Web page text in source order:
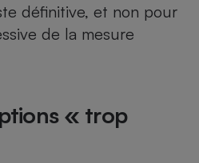
définitive, et non pour
de la mesure
« trop